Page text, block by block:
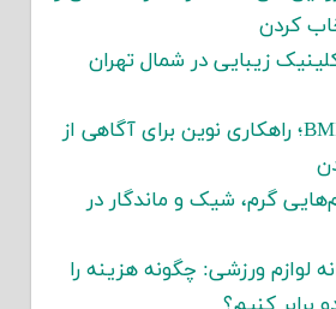
کردن
زیبایی در شمال تهران
ربات محاسبه BMI؛ راهکاری نوین برای آگاهی از
گرم، شیک و ماندگار در
لوازم ورزشی: چگونه هزینه را